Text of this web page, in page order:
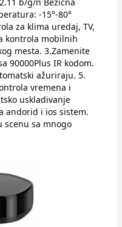
b/g/n Bežicna
-15°-80°
za klima uredaj, TV,
kontrola mobilnih
mesta. 3.Zamenite
90000Plus IR kodom.
ažuriraju. 5.
vremena i
uskladivanje
andorid i ios sistem.
scenu sa mnogo